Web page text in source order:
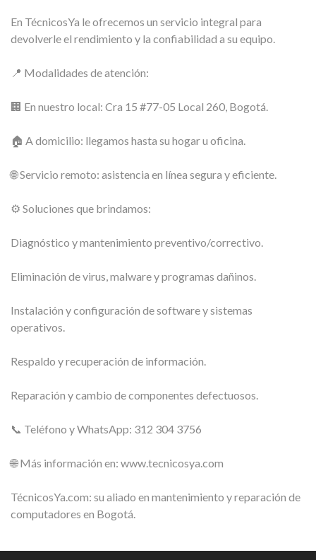
En TécnicosYa le ofrecemos un servicio integral para
devolverle el rendimiento y la confiabilidad a su equipo.
📍 Modalidades de atención:
🏢 En nuestro local: Cra 15 #77-05 Local 260, Bogotá.
🏠 A domicilio: llegamos hasta su hogar u oficina.
🌐 Servicio remoto: asistencia en línea segura y eficiente.
⚙️ Soluciones que brindamos:
Diagnóstico y mantenimiento preventivo/correctivo.
Eliminación de virus, malware y programas dañinos.
Instalación y configuración de software y sistemas
operativos.
Respaldo y recuperación de información.
Reparación y cambio de componentes defectuosos.
📞 Teléfono y WhatsApp: 312 304 3756
🌐 Más información en: www.tecnicosya.com
TécnicosYa.com: su aliado en mantenimiento y reparación de
computadores en Bogotá.